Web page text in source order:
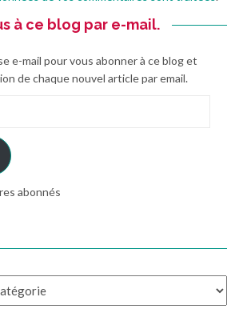
à ce blog par e-mail.
e-mail pour vous abonner à ce blog et
de chaque nouvel article par email.
abonnés